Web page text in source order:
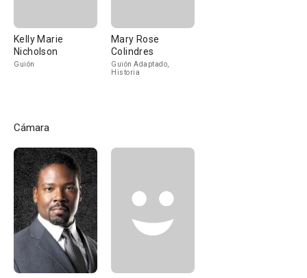
Kelly Marie
Nicholson
Guión
Mary Rose
Colindres
Guión Adaptado,
Historia
Cámara